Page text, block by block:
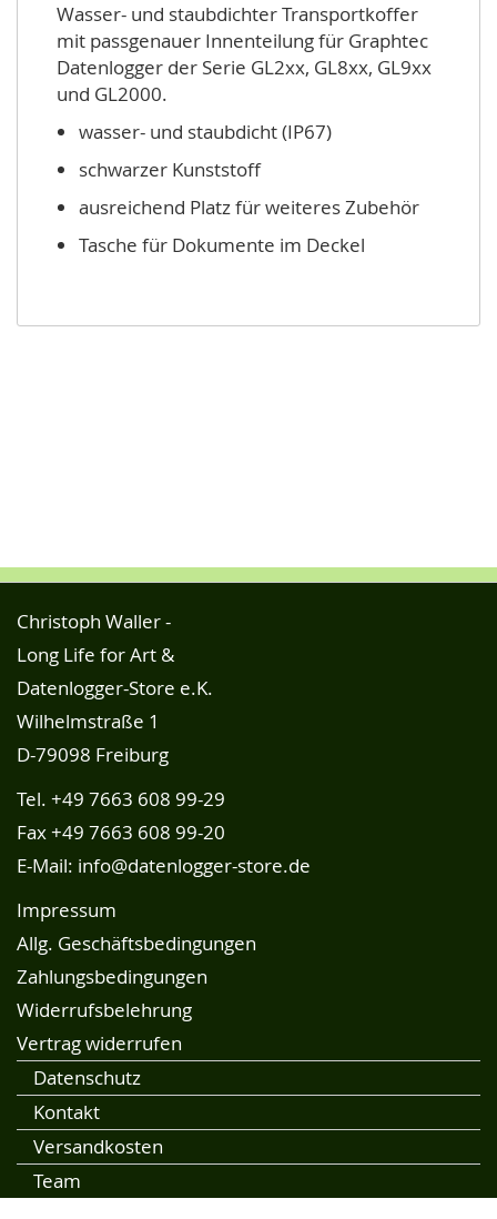
Wasser- und staubdichter Transportkoffer
mit passgenauer Innenteilung für Graphtec
Datenlogger der Serie GL2xx, GL8xx, GL9xx
und GL2000.
wasser- und staubdicht (IP67)
schwarzer Kunststoff
ausreichend Platz für weiteres Zubehör
Tasche für Dokumente im Deckel
Christoph Waller -
Long Life for Art &
Datenlogger-Store e.K.
Wilhelmstraße 1
D-79098 Freiburg
Tel. +49 7663 608 99-29
Fax +49 7663 608 99-20
E-Mail: info@datenlogger-store.de
Impressum
Allg. Geschäftsbedingungen
Zahlungsbedingungen
Widerrufsbelehrung
Vertrag widerrufen
Datenschutz
Kontakt
Versandkosten
Team